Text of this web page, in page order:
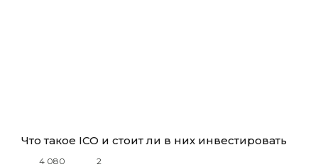
Что такое ICO и стоит ли в них инвестировать
4 080 2